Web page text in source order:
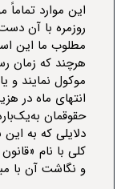
این موارد تماماً
روزمره با آن
مطلوب ما این است
هرچند که زمان رسمی
موکول نمایند و یا
انتهای ماه در هزینه
حقوقمان به‌یک‌باره دو
دلایلی که به این
کلی با نام «قانون
و نگاشت آن با مبحث